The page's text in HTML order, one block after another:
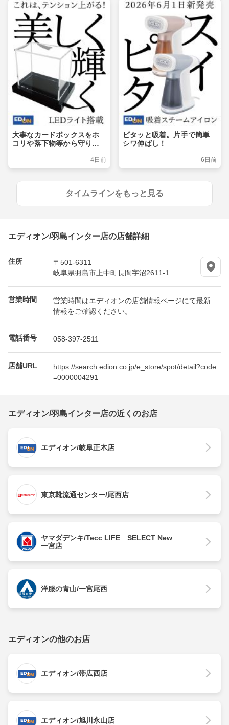
大事なカードボックスをホ
コリや落下物等から守りつ
4日前
ピタッと吸着。片手で簡単
シワ伸ばし！
6日前
タイムラインをもっと見る
エディオン/羽島インター店の店舗詳細
住所
〒501-6311
岐阜県羽島市上中町長間字沼2611-1
営業時間
営業時間はエディオンの店舗情報ページにて最新
情報をご確認ください。
電話番号 058-397-2511
店舗URL
https://search.edion.co.jp/e_store/spot/detail?code
=0000004291
エディオン/羽島インター店の近くのお店
エディオン/岐阜正木店
東京靴流通センター/尾西店
ヤマダデンキ/Tecc LIFE SELECT New
一宮店
洋服の青山/一宮尾西
エディオンの他のお店
エディオン/帯広西店
エディオン/旭川永山店